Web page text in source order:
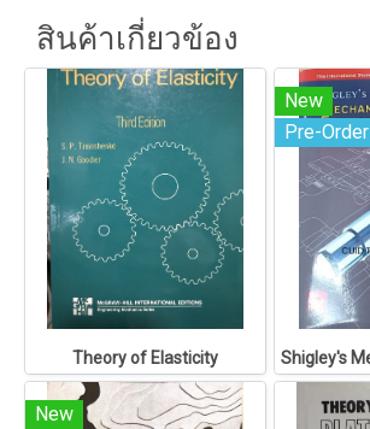
สินค้าเกี่ยวข้อง
Theory of Elasticity
New
Pre-Order
New